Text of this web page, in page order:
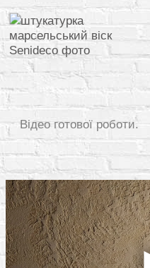
Відео готової роботи.